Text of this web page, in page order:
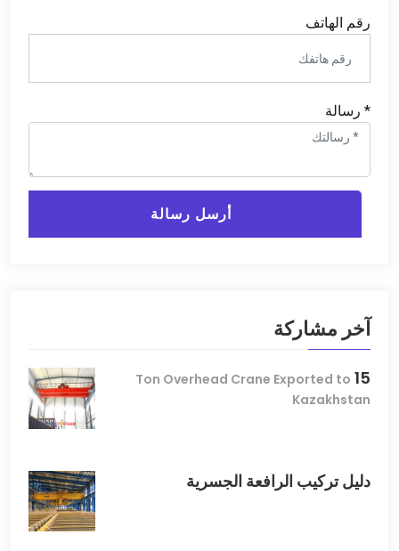
رقم الهاتف
* رسالة
أرسل رسالة
آخر مشاركة
15
Ton Overhead Crane Exported to
Kazakhstan
دليل تركيب الرافعة الجسرية